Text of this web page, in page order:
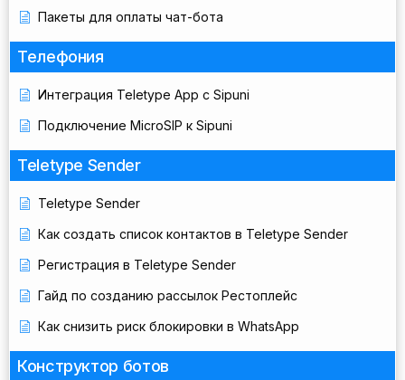
Пакеты для оплаты чат-бота
Телефония
Интеграция Teletype App с Sipuni
Подключение MicroSIP к Sipuni
Teletype Sender
Teletype Sender
Как создать список контактов в Teletype Sender
Регистрация в Teletype Sender
Гайд по созданию рассылок Рестоплейс
Как снизить риск блокировки в WhatsApp
Конструктор ботов